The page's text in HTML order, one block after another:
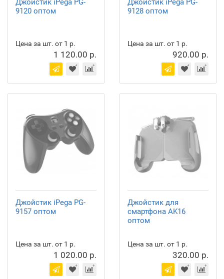
Джойстик iPega PG-
9120 оптом
Цена за шт. от 1 р.
1 120.00 р.
Джойстик iPega PG-
9128 оптом
Цена за шт. от 1 р.
920.00 р.
Джойстик iPega PG-
9157 оптом
Цена за шт. от 1 р.
1 020.00 р.
Джойстик для
смартфона AK16
оптом
Цена за шт. от 1 р.
320.00 р.